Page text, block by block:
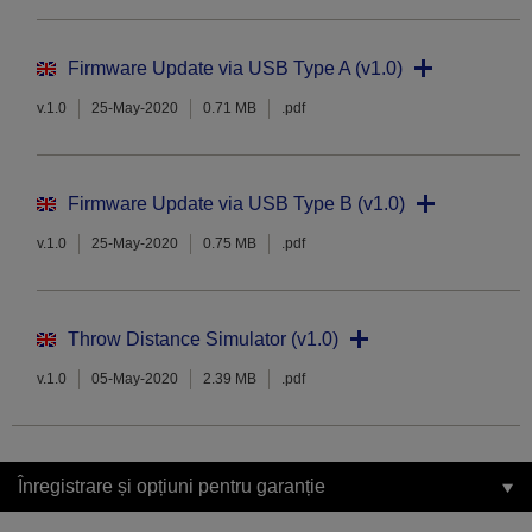
Firmware Update via USB Type A (v1.0)
v.1.0 25-May-2020 0.71 MB .pdf
Firmware Update via USB Type B (v1.0)
v.1.0 25-May-2020 0.75 MB .pdf
Throw Distance Simulator (v1.0)
v.1.0 05-May-2020 2.39 MB .pdf
Înregistrare și opțiuni pentru garanție